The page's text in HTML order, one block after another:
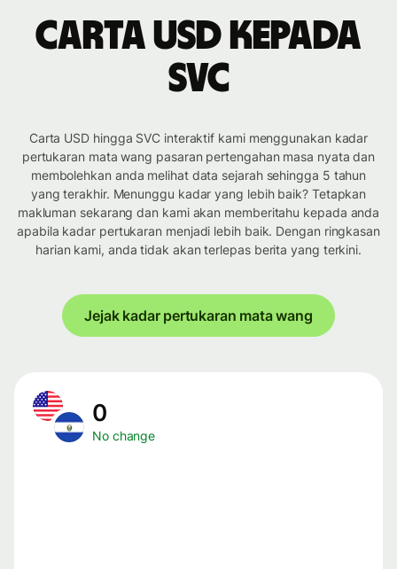
Carta USD kepada
SVC
Carta USD hingga SVC interaktif kami menggunakan kadar
pertukaran mata wang pasaran pertengahan masa nyata dan
membolehkan anda melihat data sejarah sehingga 5 tahun
yang terakhir. Menunggu kadar yang lebih baik? Tetapkan
makluman sekarang dan kami akan memberitahu kepada anda
apabila kadar pertukaran menjadi lebih baik. Dengan ringkasan
harian kami, anda tidak akan terlepas berita yang terkini.
Jejak kadar pertukaran mata wang
0
No change